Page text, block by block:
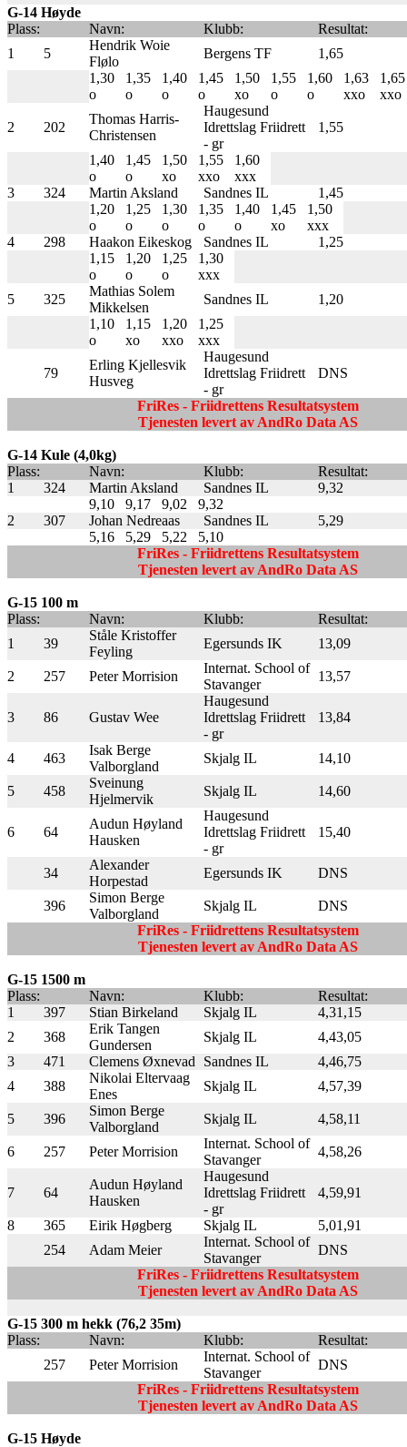
G-14 Høyde
Plass:
Navn: Klubb:
Resultat:
1
5
Hendrik Woie
Flølo
Bergens TF
1,65
1,30
o
1,35
o
1,40
o
1,45
o
1,50
xo
1,55
o
1,60
o
1,63
xxo
1,65
xxo
2 202
Thomas Harris-
Christensen
Haugesund
Idrettslag Friidrett
- gr
1,55
1,40
o
1,45
o
1,50
xo
1,55
xxo
1,60
xxx
3
324 Martin Aksland Sandnes IL
1,45
1,20
o
1,25
o
1,30
o
1,35
o
1,40
o
1,45
xo
1,50
xxx
4
298 Haakon Eikeskog Sandnes IL
1,25
1,15
o
1,20
o
1,25
o
1,30
xxx
5
325
Mathias Solem
Mikkelsen
Sandnes IL
1,20
1,10
o
1,15
xo
1,20
xxo
1,25
xxx
79
Erling Kjellesvik
Husveg
Haugesund
Idrettslag Friidrett
- gr
DNS
FriRes - Friidrettens Resultatsystem
Tjenesten levert av AndRo Data AS
G-14 Kule (4,0kg)
Plass:
Navn: Klubb:
Resultat:
1
324 Martin Aksland Sandnes IL
9,32
9,10
9,17 9,02
9,32
2
307 Johan Nedreaas Sandnes IL
5,29
5,16
5,29 5,22
5,10
FriRes - Friidrettens Resultatsystem
Tjenesten levert av AndRo Data AS
G-15 100 m
Plass:
Navn: Klubb:
Resultat:
1
39
Ståle Kristoffer
Feyling
Egersunds IK 13,09
2 257 Peter Morrision
Internat. School of
Stavanger
13,57
3 86 Gustav Wee
Haugesund
Idrettslag Friidrett
- gr
13,84
4 463
Isak Berge
Valborgland
Skjalg IL 14,10
5 458
Sveinung
Hjelmervik
Skjalg IL 14,60
6 64
Audun Høyland
Hausken
Haugesund
Idrettslag Friidrett
- gr
15,40
34
Alexander
Horpestad
Egersunds IK DNS
396
Simon Berge
Valborgland
Skjalg IL
DNS
FriRes - Friidrettens Resultatsystem
Tjenesten levert av AndRo Data AS
G-15 1500 m
Plass:
Navn: Klubb:
Resultat:
1
397 Stian Birkeland Skjalg IL
4,31,15
2
368
Erik Tangen
Gundersen
Skjalg IL
4,43,05
3
471 Clemens Øxnevad Sandnes IL
4,46,75
4
388
Nikolai Eltervaag
Enes
Skjalg IL 4,57,39
5 396
Simon Berge
Valborgland
Skjalg IL 4,58,11
6 257 Peter Morrision
Internat. School of
Stavanger
4,58,26
7 64
Audun Høyland
Hausken
Haugesund
Idrettslag Friidrett
- gr
4,59,91
8 365 Eirik Høgberg Skjalg IL
5,01,91
254
Adam Meier
Internat. School of
Stavanger
DNS
FriRes - Friidrettens Resultatsystem
Tjenesten levert av AndRo Data AS
G-15 300 m hekk (76,2 35m)
Plass:
Navn: Klubb:
Resultat:
257
Peter Morrision
Internat. School of
Stavanger
DNS
FriRes - Friidrettens Resultatsystem
Tjenesten levert av AndRo Data AS
G-15 Høyde